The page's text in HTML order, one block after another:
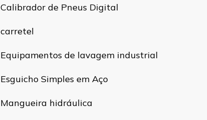
Calibrador de Pneus Digital
carretel
Equipamentos de lavagem industrial
Esguicho Simples em Aço
Mangueira hidráulica